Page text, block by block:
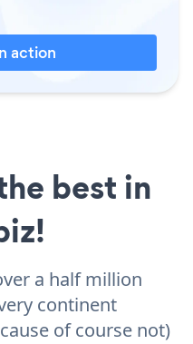
action
best in
a half million
continent
of course not)